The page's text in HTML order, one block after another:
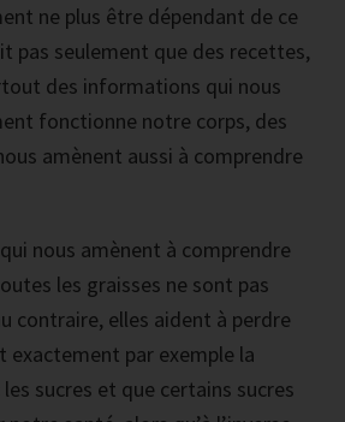
ne plus être dépendant de ce
pas seulement que des recettes,
des informations qui nous
fonctionne notre corps, des
amènent aussi à comprendre
nous amènent à comprendre
les graisses ne sont pas
contraire, elles aident à perdre
exactement par exemple la
sucres et que certains sucres